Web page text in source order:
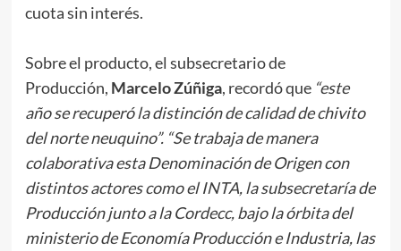
cuota sin interés.
Sobre el producto, el subsecretario de
Producción, Marcelo Zúñiga, recordó que “este
año se recuperó la distinción de calidad de chivito
del norte neuquino”. “Se trabaja de manera
colaborativa esta Denominación de Origen con
distintos actores como el INTA, la subsecretaría de
Producción junto a la Cordecc, bajo la órbita del
ministerio de Economía Producción e Industria, las